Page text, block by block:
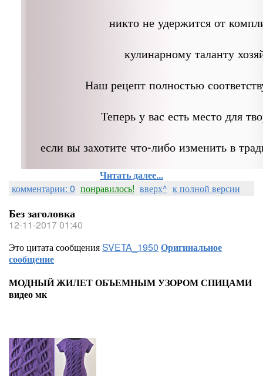
никто не удержится от
кулинарному таланту
Наш рецепт полностью
Теперь у вас есть место для
если вы захотите что-либо изменить в
Читать далее...
комментарии: 0 понравилось! вверх^ к полной версии
Без заголовка
12-11-2017 01:40
Это цитата сообщенияSVETA_1950 Оригинальное
сообщение
МОДНЫЙ ЖИЛЕТ ОБЪЕМНЫМ УЗОРОМ СПИЦАМИ
видео мк